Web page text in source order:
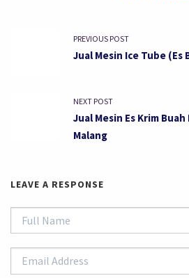
PREVIOUS POST
Jual Mesin Ice Tube
NEXT POST
Jual Mesin Es Krim
Malang
LEAVE A RESPONSE